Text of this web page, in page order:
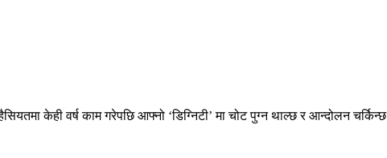
केही वर्ष काम गरेपछि आफ्नो ‘डिग्निटी’ मा चोट पुग्न थाल्छ र आन्दोलन चर्किन्छ